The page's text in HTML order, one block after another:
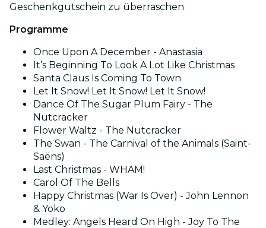
Geschenkgutschein zu überraschen
Programme
Once Upon A December - Anastasia
It’s Beginning To Look A Lot Like Christmas
Santa Claus Is Coming To Town
Let It Snow! Let It Snow! Let It Snow!
Dance Of The Sugar Plum Fairy - The
Nutcracker
Flower Waltz - The Nutcracker
The Swan - The Carnival of the Animals (Saint-
Saëns)
Last Christmas - WHAM!
Carol Of The Bells
Happy Christmas (War Is Over) - John Lennon
& Yoko
Medley: Angels Heard On High - Joy To The